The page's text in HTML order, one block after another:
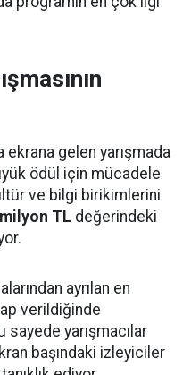
ekrana gelen yarışmada
ödül için mücadele
ve bilgi birikimlerini
TL değerindeki
ayrılan en
verildiğinde
sayede yarışmacılar
başındaki izleyiciler